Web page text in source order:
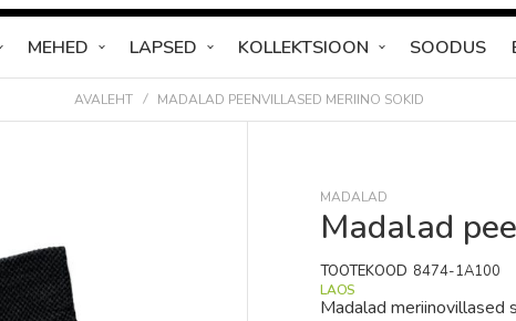
MEHED LAPSED KOLLEKTSIOON SOODUS
AVALEHT MADALAD PEENVILLASED MERIINO SOKID
MADALAD
Madalad
Madalad meriinovillased
LAOS
TOOTEKOOD 8474-1A100